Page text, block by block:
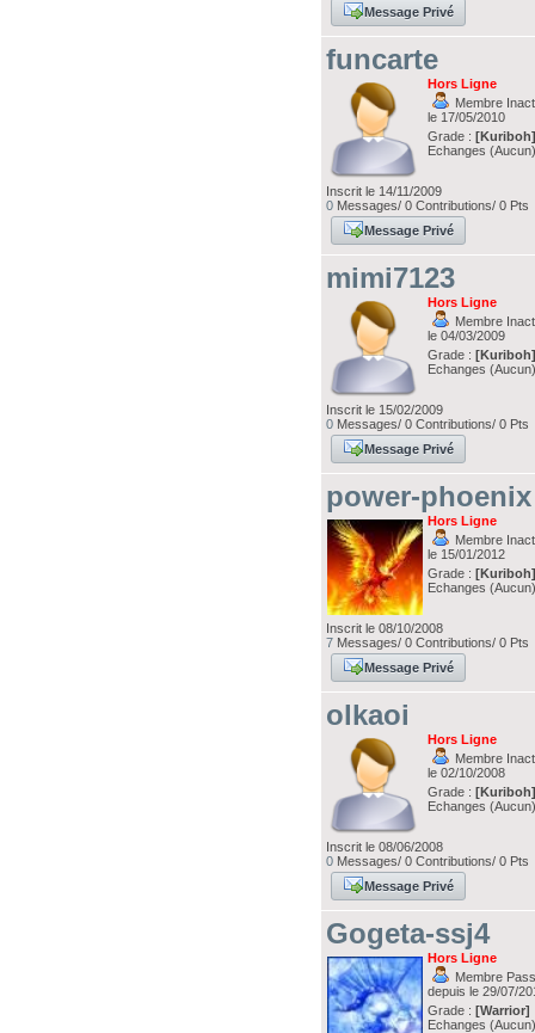
Message Privé
funcarte
Hors Ligne
Membre
le 17/05/2010
Grade :
Echanges
Inscrit le 14/11/2009
0 Messages/ 0 Contributions/ 0 Pts
Message Privé
mimi7123
Hors Ligne
Membre
le 04/03/2009
Grade :
Echanges
Inscrit le 15/02/2009
0 Messages/ 0 Contributions/ 0 Pts
Message Privé
power-phoenix
Hors Ligne
Membre
le 15/01/2012
Grade :
Echanges
Inscrit le 08/10/2008
7 Messages/ 0 Contributions/ 0 Pts
Message Privé
olkaoi
Hors Ligne
Membre
le 02/10/2008
Grade :
Echanges
Inscrit le 08/06/2008
0 Messages/ 0 Contributions/ 0 Pts
Message Privé
Gogeta-ssj4
Hors Ligne
Membre
depuis le 29/07/
Grade :[Warrior]
Echanges